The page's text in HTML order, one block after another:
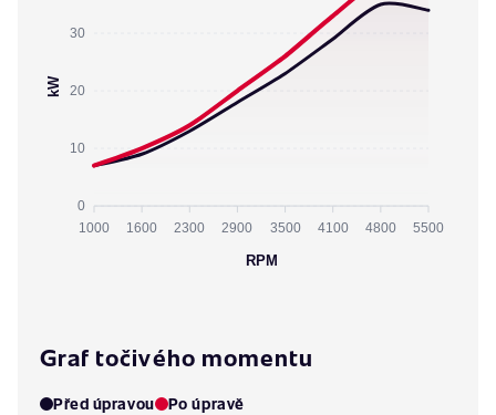
30
20
10
0
kW
1000 1600 2300 2900 3500 4100 4800 5500
RPM
Graf točivého momentu
Před úpravou Po úpravě